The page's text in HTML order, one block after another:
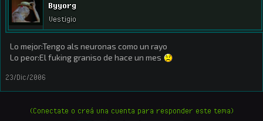
Byyorg
Vestigio
Lo mejor:Tengo als neuronas como un rayo
Lo peor:El fuking graniso de hace un mes
23/Dic/2006
(Conectate o creá una cuenta para responder este tema)